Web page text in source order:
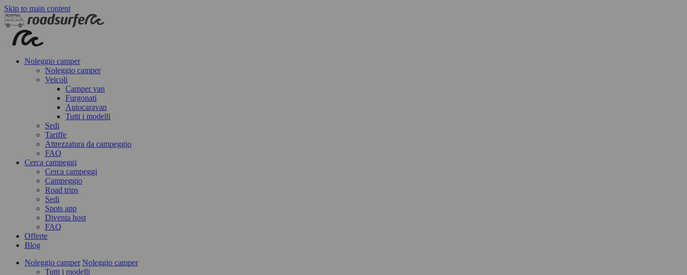
Skip to main content
Noleggio camper
Noleggio camper
Veicoli
Camper van
Furgonati
Autocaravan
Tutti i modelli
Sedi
Tariffe
Attrezzatura da campeggio
FAQ
Cerca campeggi
Cerca campeggi
Campeggio
Road trips
Sedi
Spots app
Diventa host
FAQ
Offerte
Blog
Noleggio camper Noleggio camper
Tutti i modelli